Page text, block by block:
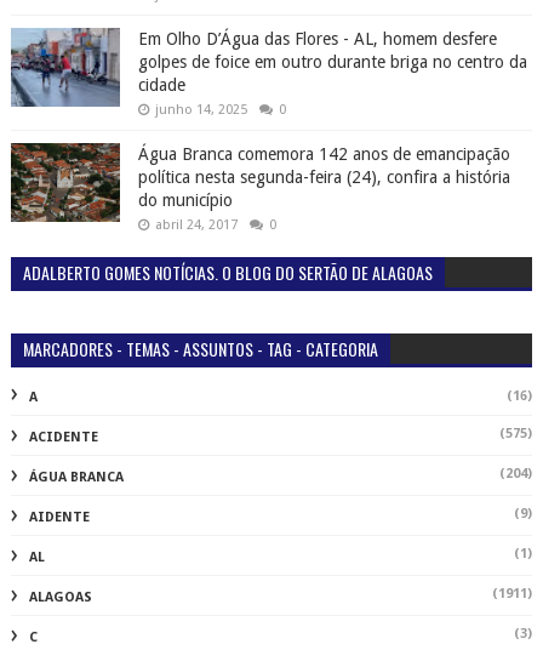
Em Olho D’Água das Flores - AL, homem desfere
golpes de foice em outro durante briga no centro da
cidade
junho 14, 2025 0
Água Branca comemora 142 anos de emancipação
política nesta segunda-feira (24), confira a história
do município
abril 24, 2017 0
ADALBERTO GOMES NOTÍCIAS. O BLOG DO SERTÃO DE ALAGOAS
MARCADORES - TEMAS - ASSUNTOS - TAG - CATEGORIA
A (16)
ACIDENTE (575)
ÁGUA BRANCA (204)
AIDENTE (9)
AL (1)
ALAGOAS (1911)
C (3)